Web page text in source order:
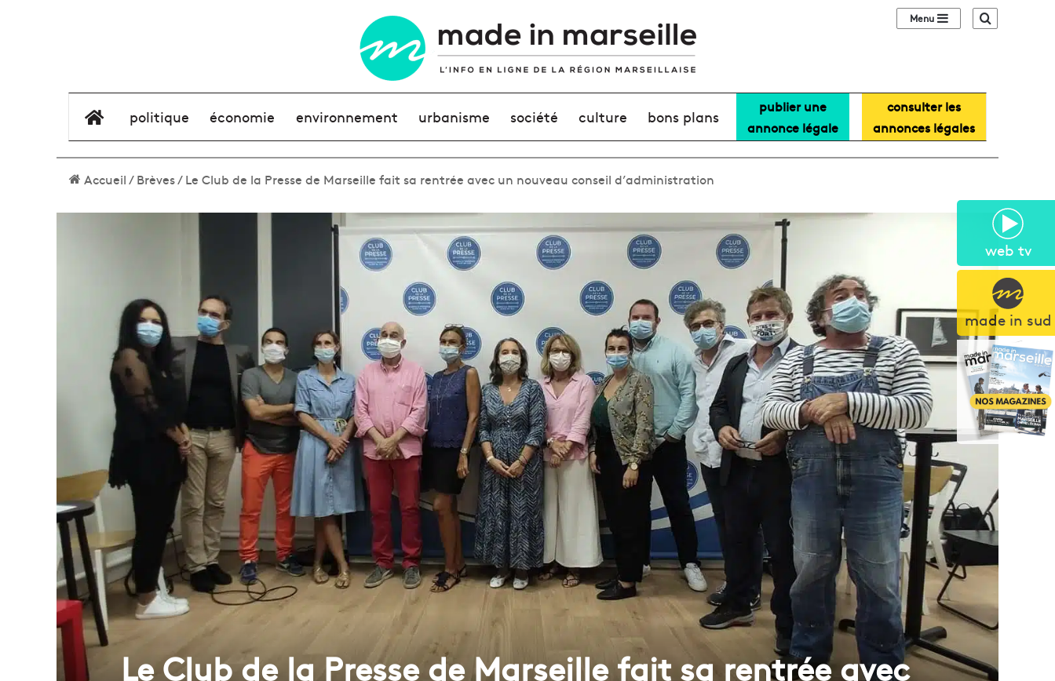
web tv
made in sud
Sidebar (barre
élément de menu
politique économie environnement urbanisme société culture bons plans
publier une
annonce légale
consulter les
annonces légales
Accueil/Brèves/Le Club de la Presse de Marseille fait sa rentrée avec un nouveau conseil d’administration
Le Club de la Presse de Marseille fait sa rentrée avec